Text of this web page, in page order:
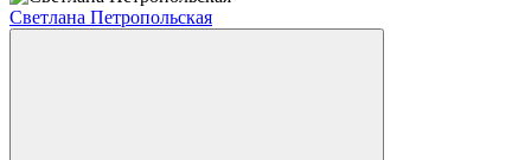
Светлана Петропольская